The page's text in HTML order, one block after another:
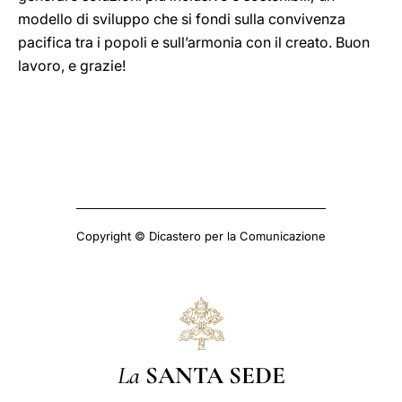
modello di sviluppo che si fondi sulla convivenza
pacifica tra i popoli e sull’armonia con il creato. Buon
lavoro, e grazie!
Copyright © Dicastero per la Comunicazione
La SANTA SEDE